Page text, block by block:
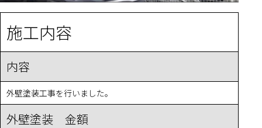
施工内容
内容
外壁塗装工事を行いました。
外壁塗装 金額